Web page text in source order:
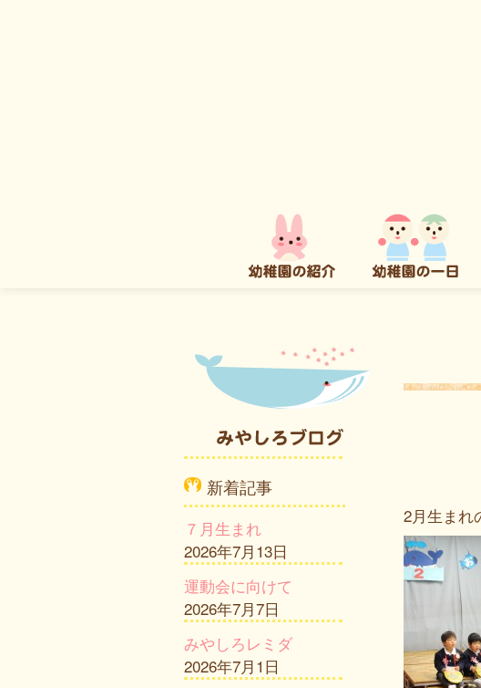
2月生まれ
新着記事
７月生まれ
2026年7月13日
運動会に向けて
2026年7月7日
みやしろレミダ
2026年7月1日